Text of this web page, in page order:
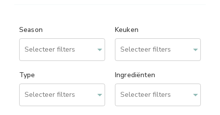
Season Keuken
Type Ingrediënten